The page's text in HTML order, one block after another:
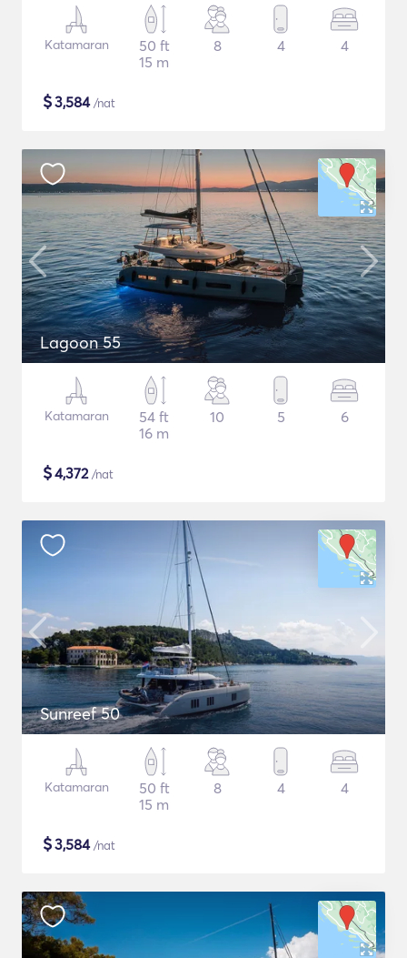
Katamaran
50 ft
15 m
8 4 4
$3,584/nat
Lagoon 55
Katamaran
54 ft
16 m
10 5 6
$4,372/nat
Sunreef 50
Katamaran
50 ft
15 m
8 4 4
$3,584/nat